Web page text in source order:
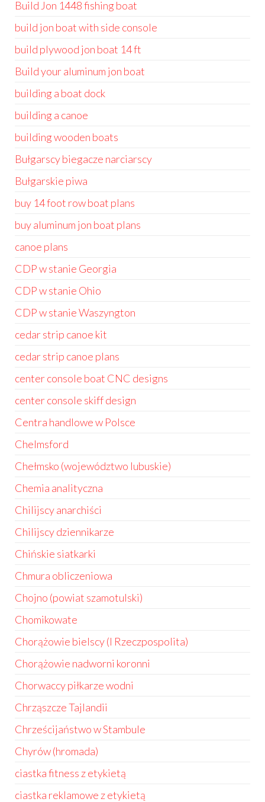
Build Jon 1448 fishing boat
build jon boat with side console
build plywood jon boat 14 ft
Build your aluminum jon boat
building a boat dock
building a canoe
building wooden boats
Bułgarscy biegacze narciarscy
Bułgarskie piwa
buy 14 foot row boat plans
buy aluminum jon boat plans
canoe plans
CDP w stanie Georgia
CDP w stanie Ohio
CDP w stanie Waszyngton
cedar strip canoe kit
cedar strip canoe plans
center console boat CNC designs
center console skiff design
Centra handlowe w Polsce
Chelmsford
Chełmsko (województwo lubuskie)
Chemia analityczna
Chilijscy anarchiści
Chilijscy dziennikarze
Chińskie siatkarki
Chmura obliczeniowa
Chojno (powiat szamotulski)
Chomikowate
Chorążowie bielscy (I Rzeczpospolita)
Chorążowie nadworni koronni
Chorwaccy piłkarze wodni
Chrząszcze Tajlandii
Chrześcijaństwo w Stambule
Chyrów (hromada)
ciastka fitness z etykietą
ciastka reklamowe z etykietą